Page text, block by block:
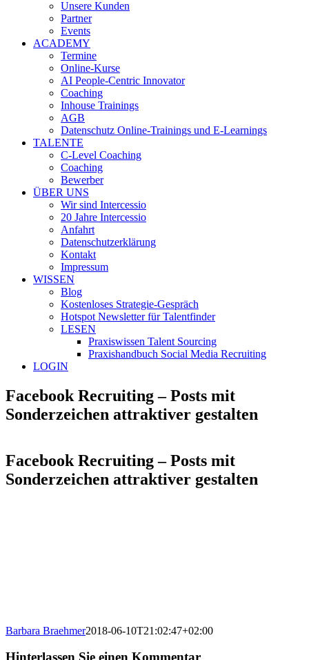
Unsere Kunden
Partner
Events
ACADEMY
Termine
Online-Kurse
AI People-Centric Innovator
Coaching
Inhouse Trainings
AGB
Datenschutz Online-Trainings und E-Learnings
TALENTE
C-Level Coaching
Coaching
Bewerber
ÜBER UNS
Wir sind Intercessio
20 Jahre Intercessio
Anfahrt
Datenschutzerklärung
Kontakt
Impressum
WISSEN
Blog
Kostenloses Strategie-Gespräch
Hotspot Newsletter für Talentfinder
LESEN
Praxiswissen Talent Sourcing
Praxishandbuch Social Media Recruiting
LOGIN
Facebook Recruiting – Posts mit
Sonderzeichen attraktiver gestalten
Facebook Recruiting – Posts mit
Sonderzeichen attraktiver gestalten
Barbara Braehmer2018-06-10T21:02:47+02:00